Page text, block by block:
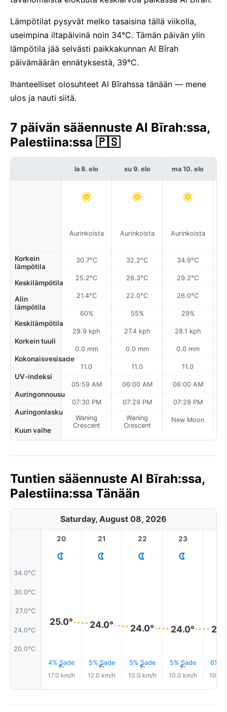
Lämpötilat pysyvät melko tasaisina tällä viikolla,
useimpina iltapäivinä noin 34°C. Tämän päivän ylin
lämpötila jää selvästi paikkakunnan Al Bīrah
päivämäärän ennätyksestä, 39°C.
Ihanteelliset olosuhteet Al Bīrahssa tänään — mene
ulos ja nauti siitä.
7 päivän sääennuste Al Bīrah:ssa,
Palestiina:ssa 🇵🇸
Korkein
lämpötila
Keskilämpötila
Alin
lämpötila
Keskilämpötila
Korkein tuuli
Kokonaisvesisade
UV-indeksi
Auringonnousu
Auringonlasku
Kuun vaihe
la 8. elo
Aurinkoista
30.7°C
25.2°C
21.4°C
60%
29.9 kph
0.0 mm
11.0
05:59 AM
07:30 PM
Waning
Crescent
su 9. elo
Aurinkoista
32.2°C
26.3°C
22.0°C
55%
27.4 kph
0.0 mm
11.0
06:00 AM
07:29 PM
Waning
Crescent
ma 10. elo
Aurinkoista
34.9°C
29.2°C
26.0°C
29%
28.1 kph
0.0 mm
11.0
06:00 AM
07:28 PM
New Moon
Tuntien sääennuste Al Bīrah:ssa,
Palestiina:ssa Tänään
Saturday, August 08, 2026
34.0°C
30.0°C
27.0°C
24.0°C
20.0°C
20
25.0°
4% Sade
↑
17.0 km/h
21
24.0°
5% Sade
↑
12.0 km/h
22
24.0°
5% Sade
↑
10.0 km/h
23
24.0°
5% Sade
↑
10.0 km/h
6%
10.0